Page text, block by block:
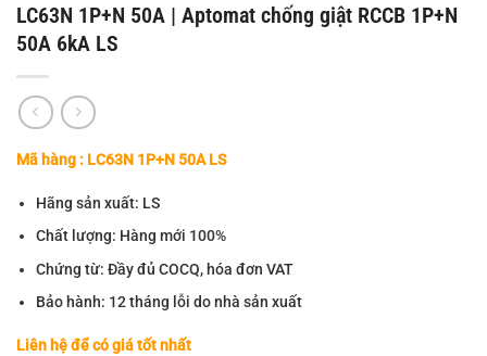
LC63N 1P+N 50A | Aptomat chống giật RCCB 1P+N
50A 6kA LS
Mã hàng : LC63N 1P+N 50A LS
Hãng sản xuất: LS
Chất lượng: Hàng mới 100%
Chứng từ: Đầy đủ COCQ, hóa đơn VAT
Bảo hành: 12 tháng lỗi do nhà sản xuất
Liên hệ để có giá tốt nhất